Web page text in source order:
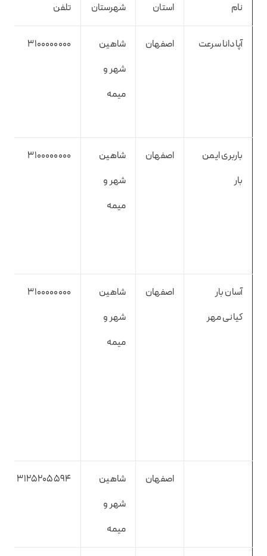
نام استان شهرستان تلفن
آپادانا سرعت اصفهان
شاهین
شهر و
میمه
3100000000
باربری ایمن
بار
اصفهان
شاهین
شهر و
میمه
3100000000
آسان بار
کیانی مهر
اصفهان
شاهین
شهر و
میمه
3100000000
اصفهان
شاهین
شهر و
میمه
3125205594